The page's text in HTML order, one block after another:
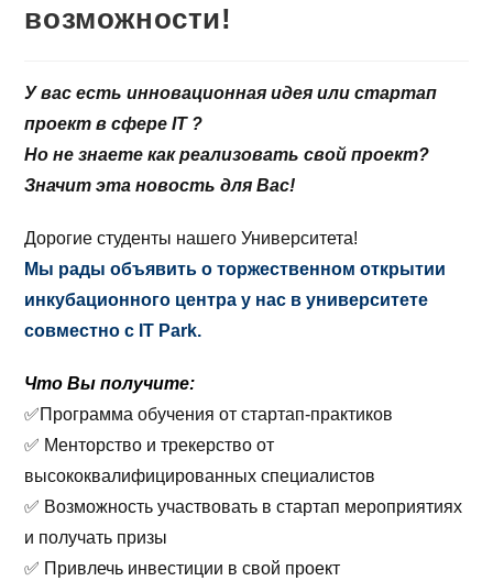
возможности!
У вас есть инновационная идея или стартап
проект в сфере IT ?
Но не знаете как реализовать свой проект?
Значит эта новость для Вас!
Дорогие студенты нашего Университета!
Мы рады объявить о торжественном открытии
инкубационного центра у нас в университете
совместно с IT Park.
Что Вы получите:
✅Программа обучения от стартап-практиков
✅ Менторство и трекерство от
высококвалифицированных специалистов
✅ Возможность участвовать в стартап мероприятиях
и получать призы
✅ Привлечь инвестиции в свой проект